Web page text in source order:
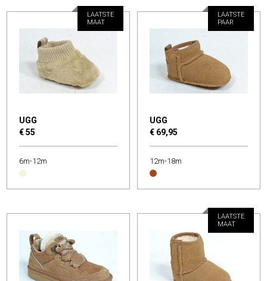
UGG
€ 55
LAATSTE
MAAT
6m-12m
UGG
€ 69,95
LAATSTE
PAAR
12m-18m
LAATSTE
MAAT